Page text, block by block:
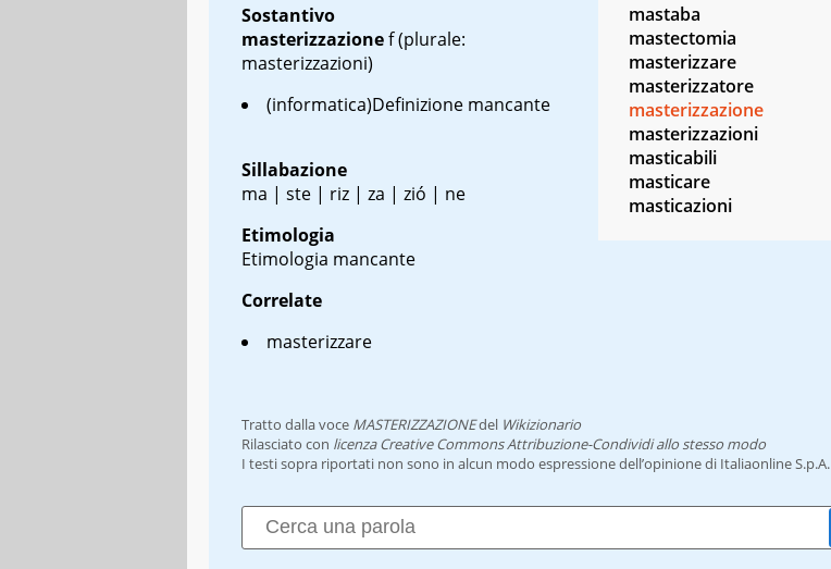
Sostantivo
masterizzazionef(plurale:
masterizzazioni)
(informatica)Definizione mancante
Sillabazione
ma | ste | riz | za | zió | ne
Etimologia
Etimologia mancante
Correlate
masterizzare
mastaba
mastectomia
masterizzare
masterizzatore
masterizzazione
masterizzazioni
masticabili
masticare
masticazioni
Tratto dalla voce MASTERIZZAZIONEdel Wikizionario
Rilasciato con licenza Creative Commons Attribuzione-Condividi allo stesso modo
I testi sopra riportati non sono in alcun modo espressione dell’opinione di Italiaonline S.p.A.